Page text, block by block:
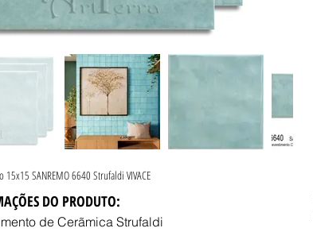
15x15 SANREMO 6640 Strufaldi VIVACE
DO PRODUTO:
de Cerãmica Strufaldi